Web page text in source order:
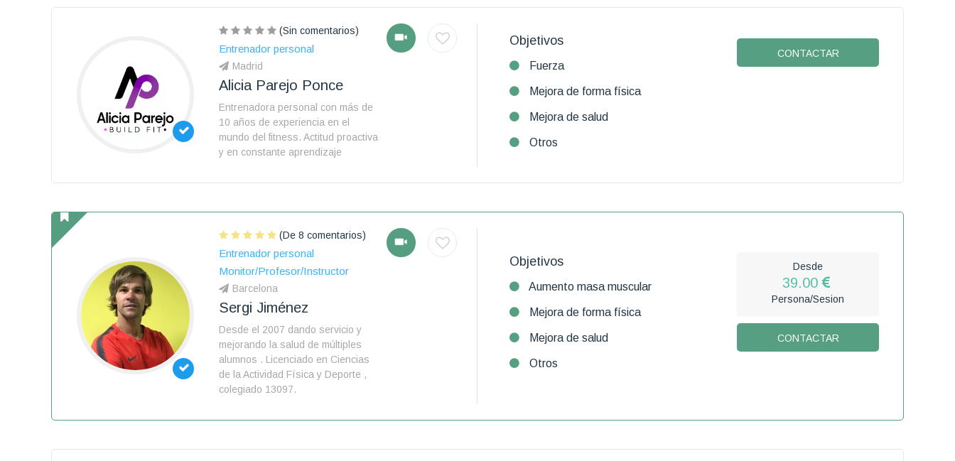
(Sin comentarios)
Entrenador personal
Madrid
Alicia Parejo Ponce
Entrenadora personal con más de
10 años de experiencia en el
mundo del fitness. Actitud proactiva
y en constante aprendizaje
Objetivos
Fuerza
Mejora de forma física
Mejora de salud
Otros
CONTACTAR
(De 8 comentarios)
Entrenador personal
Monitor/Profesor/Instructor
Barcelona
Sergi Jiménez
Desde el 2007 dando servicio y
mejorando la salud de múltiples
alumnos . Licenciado en Ciencias
de la Actividad Física y Deporte ,
colegiado 13097.
Objetivos
Aumento masa muscular
Mejora de forma física
Mejora de salud
Otros
Desde
39.00
Persona/Sesion
CONTACTAR